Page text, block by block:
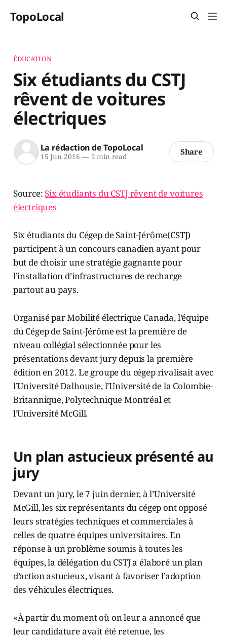
TopoLocal
ÉDUCATION
Six étudiants du CSTJ
rêvent de voitures
électriques
La rédaction de TopoLocal
15 Jun 2016 —2 min read Share
Source:Six étudiants du CSTJ rêvent de voitures
électriques
Six étudiants du Cégep de Saint-Jérôme(CSTJ)
participent à un concours canadien ayant pour
but de choisir une stratégie gagnante pour
l’installation d’infrastructures de recharge
partout au pays.
Organisé par Mobilité électrique Canada, l’équipe
du Cégep de Saint-Jérôme est la première de
niveau collégial sélectionnée pour les
présentations devant jury depuis la première
édition en 2012. Le groupe du cégep rivalisait avec
l’Université Dalhousie, l’Université de la Colombie-
Britannique, Polytechnique Montréal et
l’Université McGill.
Un plan astucieux présenté au
jury
Devant un jury, le 7 juin dernier, à l’Université
McGill, les six représentants du cégep ont opposé
leurs stratégies techniques et commerciales à
celles de quatre équipes universitaires. En
réponse à un problème soumis à toutes les
équipes, la délégation du CSTJ a élaboré un plan
d’action astucieux, visant à favoriser l’adoption
des véhicules électriques.
«À partir du moment où on leur a annoncé que
leur candidature avait été retenue, les